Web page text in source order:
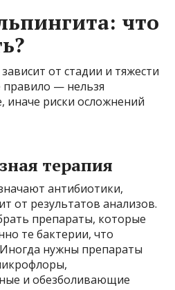
что
от стадии и тяжести
правило — нельзя
иначе риски осложнений
терапия
антибиотики,
от результатов анализов.
препараты, которые
те бактерии, что
нужны препараты
и обезболивающие